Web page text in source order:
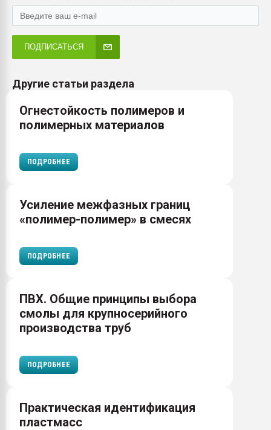
ПОДПИСАТЬСЯ
Другие статьи раздела
Огнестойкость полимеров и
полимерных материалов
ПОДРОБНЕЕ
Усиление межфазных границ
«полимер-полимер» в смесях
ПОДРОБНЕЕ
ПВХ. Общие принципы выбора
смолы для крупносерийного
производства труб
ПОДРОБНЕЕ
Практическая идентификация
пластмасс